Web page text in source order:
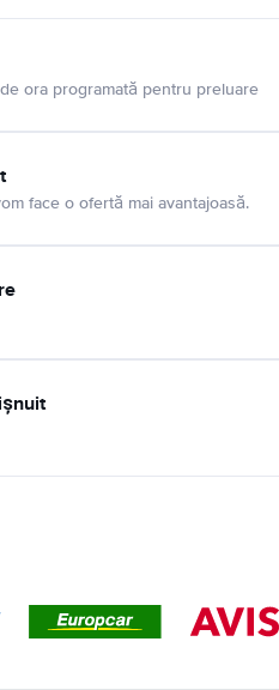
ora programată pentru preluare
face o ofertă mai avantajoasă.